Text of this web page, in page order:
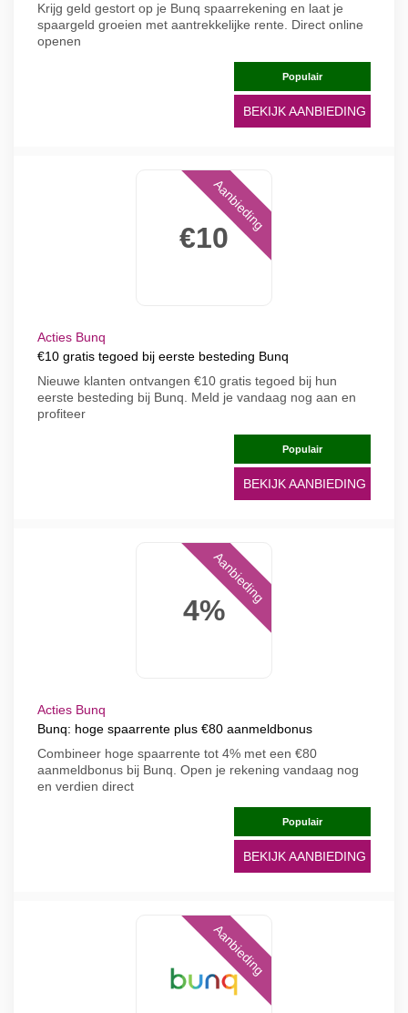
Krijg geld gestort op je Bunq spaarrekening en laat je
spaargeld groeien met aantrekkelijke rente. Direct online
openen
Populair
BEKIJK AANBIEDING
€10
Aanbieding
Acties Bunq
€10 gratis tegoed bij eerste besteding Bunq
Nieuwe klanten ontvangen €10 gratis tegoed bij hun
eerste besteding bij Bunq. Meld je vandaag nog aan en
profiteer
Populair
BEKIJK AANBIEDING
4%
Aanbieding
Acties Bunq
Bunq: hoge spaarrente plus €80 aanmeldbonus
Combineer hoge spaarrente tot 4% met een €80
aanmeldbonus bij Bunq. Open je rekening vandaag nog
en verdien direct
Populair
BEKIJK AANBIEDING
Aanbieding